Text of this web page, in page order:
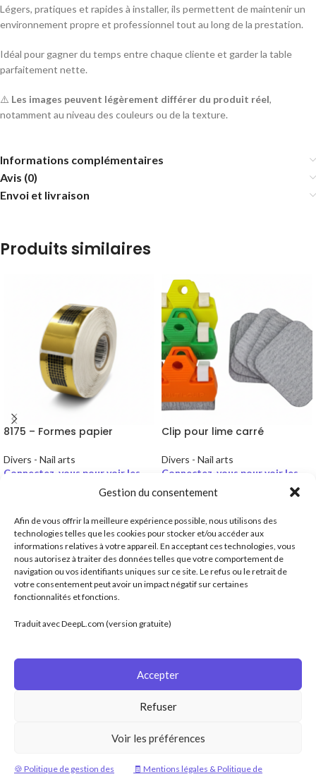
Gestion du consentement
Afin de vous offrir la meilleure expérience possible, nous utilisons des
technologies telles que les cookies pour stocker et/ou accéder aux
informations relatives à votre appareil. En acceptant ces technologies, vous
nous autorisez à traiter des données telles que votre comportement de
navigation ou vos identifiants uniques sur ce site. Le refus ou le retrait de
votre consentement peut avoir un impact négatif sur certaines
fonctionnalités et fonctions.
Traduit avec DeepL.com (version gratuite)
Accepter
Refuser
Voir les préférences
🍪 Politique de gestion des 🧾 Mentions légales & Politique de
Légers, pratiques et rapides à installer, ils permettent de maintenir un
environnement propre et professionnel tout au long de la prestation.
Idéal pour gagner du temps entre chaque cliente et garder la table
parfaitement nette.
⚠️ Les images peuvent légèrement différer du produit réel,
notamment au niveau des couleurs ou de la texture.
Informations complémentaires
Avis (0)
Envoi et livraison
Produits similaires
8175 – Formes papier
Divers - Nail arts
Connectez-vous pour voir les
Rouleau de formes papier dorées pour
résine.Les repères imprimés
permettent de réaliser des extensions
Clip pour lime carré
Divers - Nail arts
Connectez-vous pour voir les
Clip pourpads gris carrés (réf. 8581)
orange ou jaune.
⚠️ Les images peuvent varier
légèrement du produit réel.
Réf. 8581
Distributeur officiel de Calgel en France.
Téléphone : (0)6 79 93 70 51